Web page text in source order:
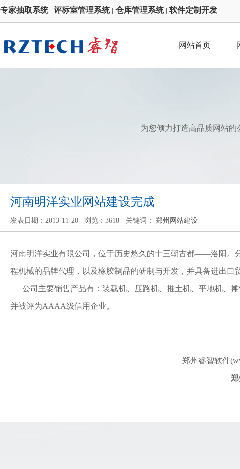
专家抽取系统| 评标室管理系统| 仓库管理系统| 软件定制开发
网站首页
为您倾力打造高品质网站
河南明洋实业网站建设完成
发表日期：2013-11-20 浏览：3618 关键词： 郑州网站建设
河南明洋实业有限公司，位于历史悠久的十三朝古都——洛阳。
程机械的品牌代理，以及橡胶制品的研制与开发，并具备进出口
公司主要销售产品有：装载机、压路机、推土机、平地机、
并被评为AAAA级信用企业。
郑州睿智软件(
郑